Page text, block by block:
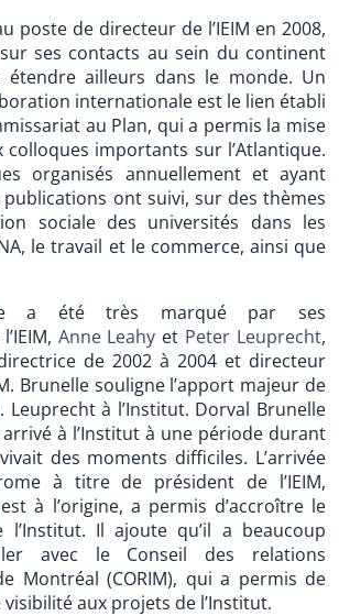
poste de directeur de l’IEIM en 2008,
ses contacts au sein du continent
étendre ailleurs dans le monde. Un
internationale est le lien établi
au Plan, qui a permis la mise
colloques importants sur l’Atlantique.
organisés annuellement et ayant
ont suivi, sur des thèmes
sociale des universités dans les
le travail et le commerce, ainsi que
a été très marqué par ses
Anne Leahy et Peter Leuprecht,
de 2002 à 2004 et directeur
Brunelle souligne l’apport majeur de
Leuprecht à l’Institut. Dorval Brunelle
arrivé à l’Institut à une période durant
des moments difficiles. L’arrivée
à titre de président de l’IEIM,
à l’origine, a permis d’accroître le
l’Institut. Il ajoute qu’il a beaucoup
avec le Conseil des relations
Montréal (CORIM), qui a permis de
aux projets de l’Institut.